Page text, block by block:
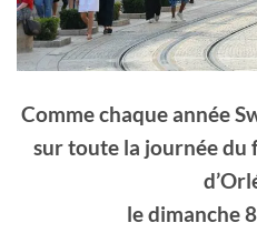
Comme chaque année
sur toute la journée du
le dimanche